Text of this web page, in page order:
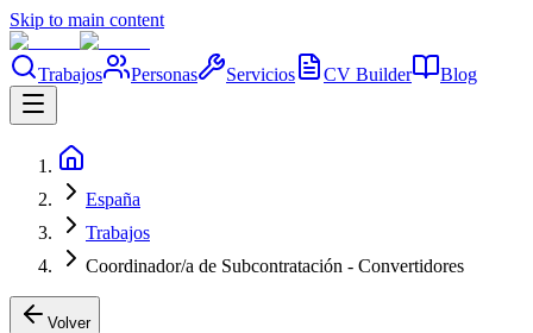
Skip to main content
Trabajos Personas Servicios CV Builder Blog
España
Trabajos
Coordinador/a de Subcontratación - Convertidores
Volver